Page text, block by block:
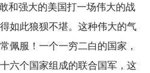
和强大的美国打一场伟大的战
如此狼狈不堪。这种伟大的气
佩服！一个一穷二白的国家，
六个国家组成的联合国军，这